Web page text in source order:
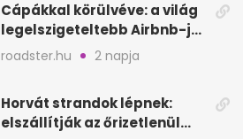
Cápákkal körülvéve: a világ
legelszigeteltebb Airbnb-je
a nyílt tengeren
roadster.hu 2 napja
Horvát strandok lépnek:
elszállítják az őrizetlenül